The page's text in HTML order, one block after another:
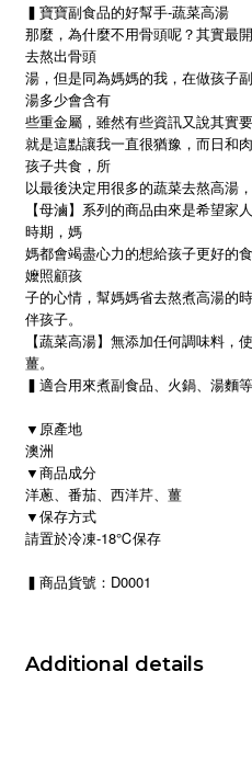
▍ 寶寶副食品的好幫手-蔬菜高湯
那麼，為什麼不用骨頭呢？其實最
去熬出骨頭
湯，但是同為媽媽的我，在做孩子
湯多少會含有
些重金屬，雖然有些資訊又說其實
就是這點讓我一直很猶豫，而日和
孩子共食，所
以最後決定用很多的蔬菜去熬高湯
【母滷】系列的商品由來是希望家
時期，媽
媽都會竭盡心力的想給孩子更好的
嬤照顧孩
子的心情，幫媽媽省去熬煮高湯的
伴孩子。
【蔬菜高湯】無添加任何調味料，
薑。
▍ 適合用來煮副食品、火鍋、湯麵
▼原產地
澳洲
▼商品成分
洋蔥、番茄、西洋芹、薑
▼保存方式
請置於冷凍-18℃保存
▍商品貨號：D0001
Additional details